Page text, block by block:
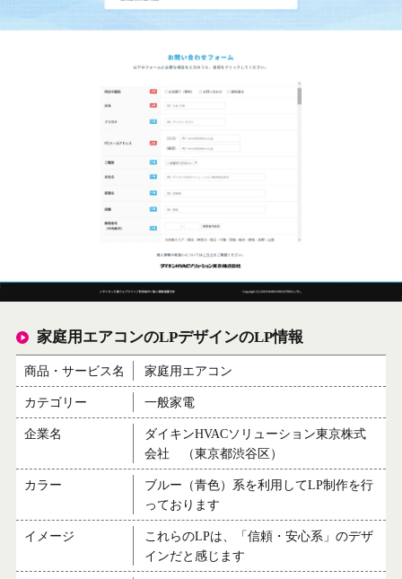
家庭用エアコンのLPデザインのLP情報
商品・サービス名 家庭用エアコン
カテゴリー 一般家電
企業名
ダイキンHVACソリューション東京株式
会社 （東京都渋谷区）
カラー
ブルー（青色）系を利用してLP制作を行
っております
イメージ
これらのLPは、「信頼・安心系」のデザ
インだと感じます